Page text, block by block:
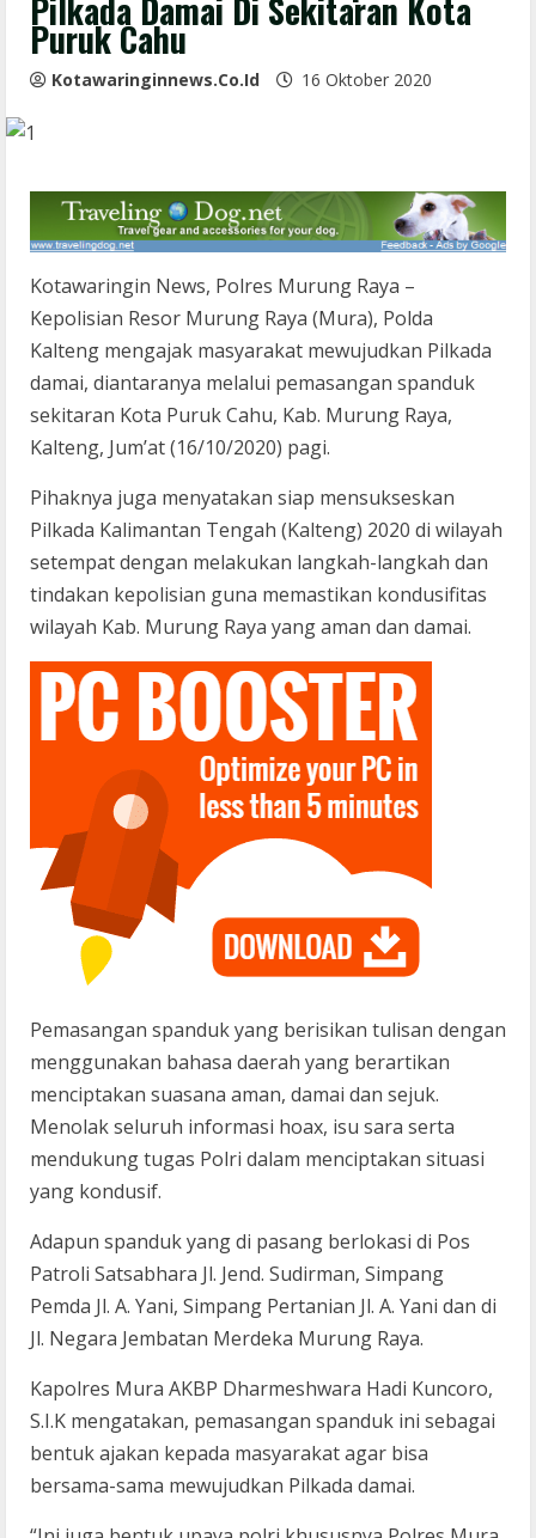
Pilkada Damai Di Sekitaran Kota
Puruk Cahu
Kotawaringinnews.co.id 16 Oktober 2020
Kotawaringin News, Polres Murung Raya –
Kepolisian Resor Murung Raya (Mura), Polda
Kalteng mengajak masyarakat mewujudkan Pilkada
damai, diantaranya melalui pemasangan spanduk
sekitaran Kota Puruk Cahu, Kab. Murung Raya,
Kalteng, Jum’at (16/10/2020) pagi.
Pihaknya juga menyatakan siap mensukseskan
Pilkada Kalimantan Tengah (Kalteng) 2020 di wilayah
setempat dengan melakukan langkah-langkah dan
tindakan kepolisian guna memastikan kondusifitas
wilayah Kab. Murung Raya yang aman dan damai.
Pemasangan spanduk yang berisikan tulisan dengan
menggunakan bahasa daerah yang berartikan
menciptakan suasana aman, damai dan sejuk.
Menolak seluruh informasi hoax, isu sara serta
mendukung tugas Polri dalam menciptakan situasi
yang kondusif.
Adapun spanduk yang di pasang berlokasi di Pos
Patroli Satsabhara Jl. Jend. Sudirman, Simpang
Pemda Jl. A. Yani, Simpang Pertanian Jl. A. Yani dan di
Jl. Negara Jembatan Merdeka Murung Raya.
Kapolres Mura AKBP Dharmeshwara Hadi Kuncoro,
S.I.K mengatakan, pemasangan spanduk ini sebagai
bentuk ajakan kepada masyarakat agar bisa
bersama-sama mewujudkan Pilkada damai.